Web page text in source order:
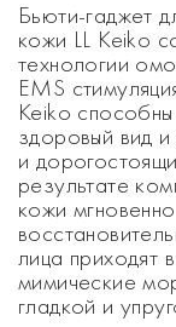
Бьюти-гаджет
кожи LL Keiko
технологии
EMS
Keiko
здоровый вид
и
результате
кожи
лица приходят
мимические
гладкой и